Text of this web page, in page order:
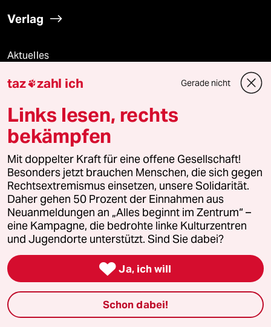
Verlag
Aktuelles
Hausblog
Die Seitenwende
Stellen
Presse
Unterstützen
abo
genossenschaft
taz zahl ich Gerade nicht
Links lesen, rechts
bekämpfen
Mit doppelter Kraft für eine offene Gesellschaft!
Besonders jetzt brauchen Menschen, die sich gegen
Rechtsextremismus einsetzen, unsere Solidarität.
Daher gehen 50 Prozent der Einnahmen aus
Neuanmeldungen an „Alles beginnt im Zentrum“ –
eine Kampagne, die bedrohte linke Kulturzentren
und Jugendorte unterstützt. Sind Sie dabei?
 Ja, ich will
Schon dabei!